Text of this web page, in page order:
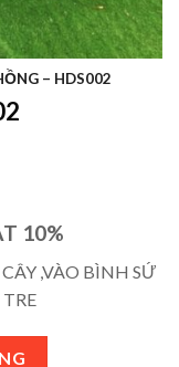
– HDS002
10%
,VÀO BÌNH SỨ